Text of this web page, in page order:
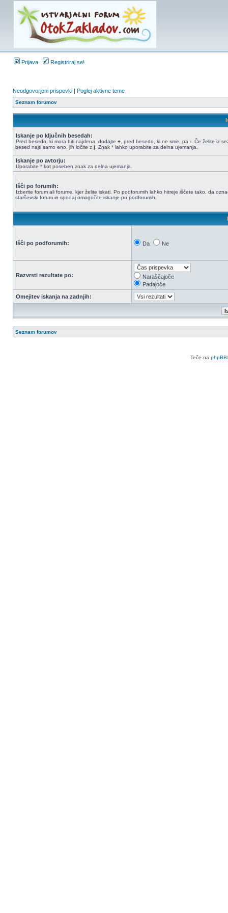
Prijava Registriraj se!
Neodgovorjeni prispevki | Poglej aktivne teme
Seznam forumov
Iskanje po ključnih besedah:
Pred besedo, ki mora biti najdena, dodajte + , pred besedo, ki ne sme, pa - . Če želite iz
besed najti samo eno, jih ločite z | . Znak * lahko uporabite za delna ujemanja.
Iskanje po avtorju:
Uporabite * kot poseben znak za delna ujemanja.
Išči po forumih:
Izberite forum ali forume, kjer želite iskati. Po podforumih lahko hitreje iščete tako, da
starševski forum in spodaj omogočite iskanje po podforumih.
Išči po podforumih: Da Ne
Razvrsti rezultate po:
Naraščajoče
Padajoče
Omejitev iskanja na zadnjih:
Seznam forumov
Teče na phpBB